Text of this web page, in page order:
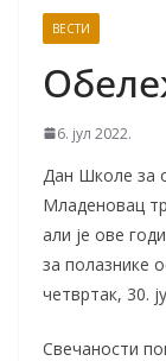
ВЕСТИ
6. јул 2022.
Дан Школе за
Младеновац
али је ове
за полазнике
четвртак, 30.
Свечаности